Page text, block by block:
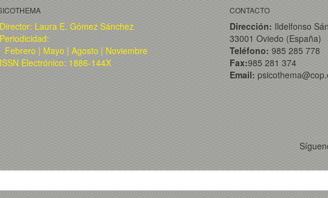
Director: Laura E. Gómez Sánchez
Periodicidad:
| Mayo | Agosto | Noviembre
ISSN Electrónico: 1886-144X
CONTACTO
Dirección: Ildelfonso
33001 Oviedo (España)
Teléfono: 985 285 778
Fax:985 281 374
Email: